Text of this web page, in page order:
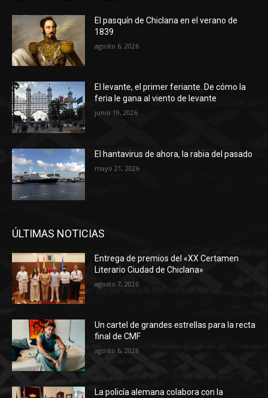
El pasquín de Chiclana en el verano de
1839
agosto 6, 2026
El levante, el primer feriante. De cómo la
feria le gana al viento de levante
junio 19, 2026
El hantavirus de ahora, la rabia del pasado
mayo 21, 2026
ÚLTIMAS NOTICIAS
Entrega de premios del «XX Certamen
Literario Ciudad de Chiclana»
agosto 7, 2026
Un cartel de grandes estrellas para la recta
final de CMF
agosto 6, 2026
La policía alemana colabora con la